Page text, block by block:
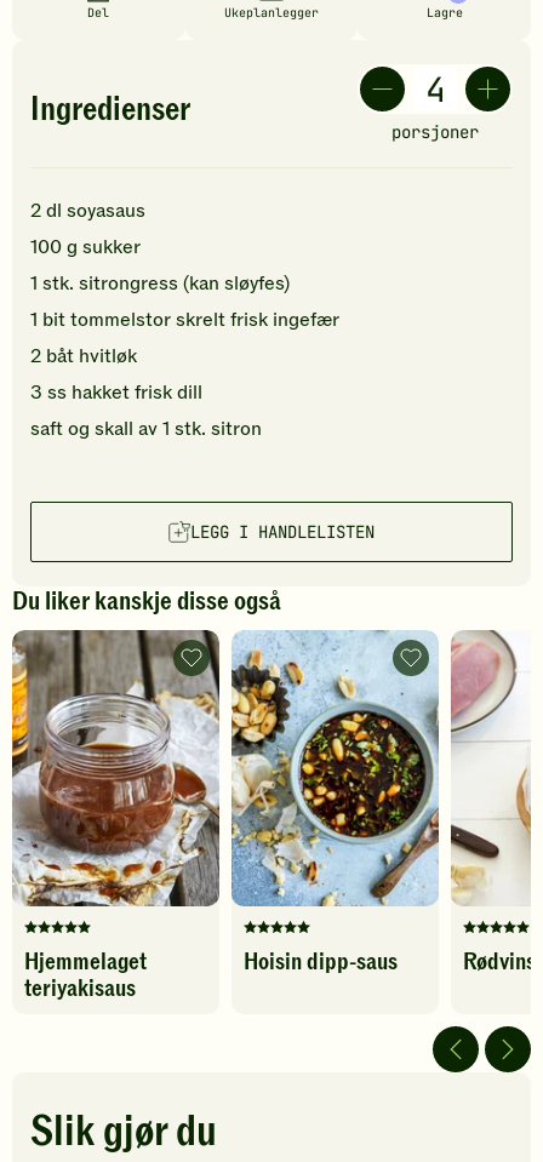
Del Ukeplanlegger Lagre
Ingredienser
porsjoner
2dl soyasaus
100g sukker
1 stk. sitrongress (kan sløyfes)
1 bittommelstor skreltfrisk ingefær
2 båt hvitløk
3 ss hakketfrisk dill
saft og skall av1 stk. sitron
LEGG I HANDLELISTEN
Du liker kanskje disse også
Denne
oppskriften
har
stjerner.
Klikk
Hjemmelaget
teriyakisaus
Hjemmelaget
teriyakisaus
-
legg
til
favoritter
Denne
oppskriften
Hoisin dipp-saus
Hoisin
dipp-
saus
-
legg
til
favoritter
Denne
5
av
Slik gjør du